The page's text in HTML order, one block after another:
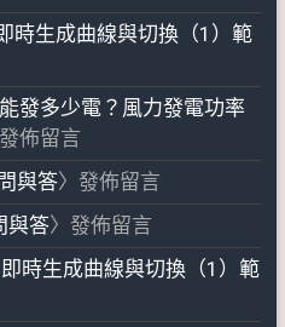
時生成曲線與切換（1）範
發多少電？風力發電功率
佈留言
與答〉發佈留言
與答〉發佈留言
時生成曲線與切換（1）範